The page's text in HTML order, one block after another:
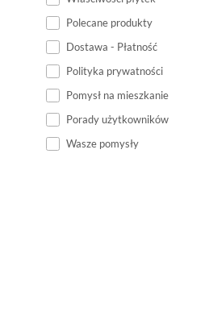
Polecane produkty
Dostawa - Płatność
Polityka prywatności
Pomysł na mieszkanie
Porady użytkowników
Wasze pomysły